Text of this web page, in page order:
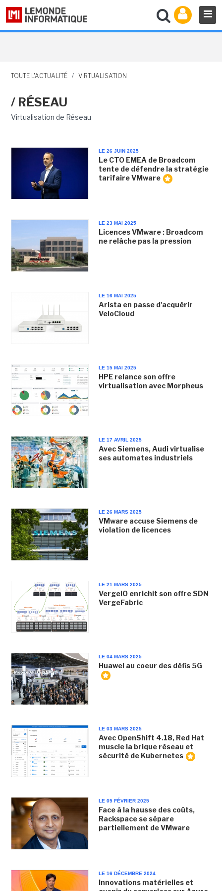
TOUTE L'ACTUALITÉ / VIRTUALISATION
/ RÉSEAU
Virtualisation de Réseau
LE 26 JUIN 2025
Le CTO EMEA de Broadcom
tente de défendre la stratégie
tarifaire VMware
LE 23 MAI 2025
Licences VMware : Broadcom
ne relâche pas la pression
LE 16 MAI 2025
Arista en passe d'acquérir
VeloCloud
LE 15 MAI 2025
HPE relance son offre
virtualisation avec Morpheus
LE 17 AVRIL 2025
Avec Siemens, Audi virtualise
ses automates industriels
LE 26 MARS 2025
VMware accuse Siemens de
violation de licences
LE 21 MARS 2025
VergeIO enrichit son offre SDN
VergeFabric
LE 04 MARS 2025
Huawei au coeur des défis 5G
LE 03 MARS 2025
Avec OpenShift 4.18, Red Hat
muscle la brique réseau et
sécurité de Kubernetes
LE 05 FÉVRIER 2025
Face à la hausse des coûts,
Rackspace se sépare
partiellement de VMware
LE 16 DÉCEMBRE 2024
Innovations matérielles et